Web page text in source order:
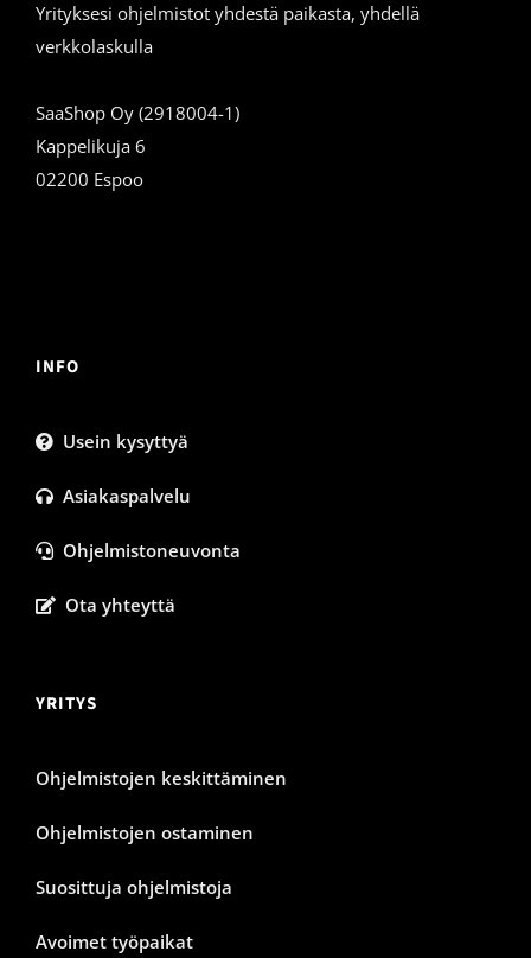
Yrityksesi ohjelmistot yhdestä paikasta, yhdellä
verkkolaskulla
SaaShop Oy (2918004-1)
Kappelikuja 6
02200 Espoo
INFO
Usein kysyttyä
Asiakaspalvelu
Ohjelmistoneuvonta
Ota yhteyttä
YRITYS
Ohjelmistojen keskittäminen
Ohjelmistojen ostaminen
Suosittuja ohjelmistoja
Avoimet työpaikat